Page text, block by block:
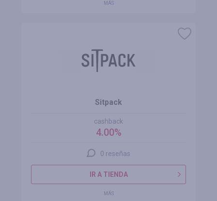
MÁS
Sitpack
cashback
4.00%
0 reseñas
IR A TIENDA
MÁS